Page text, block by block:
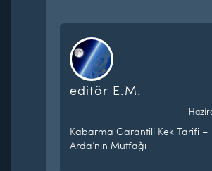
editör E.M.
Kabarma Garantili Kek Tarifi –
Arda’nın Mutfağı